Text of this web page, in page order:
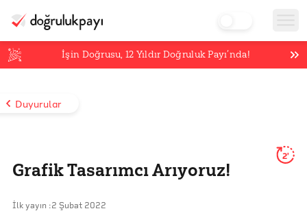
İşin Doğrusu,12 Yıldır Doğruluk Payı’nda!
Duyurular
Grafik Tasarımcı Arıyoruz!
2'
İlk yayın :2 Şubat 2022